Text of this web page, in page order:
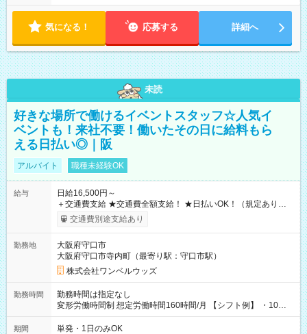
気になる！ 応募する 詳細へ
未読
好きな場所で働けるイベントスタッフ☆人気イ
ベントも！来社不要！働いたその日に給料もら
える日払い◎｜阪
アルバイト 職種未経験OK
給与
日給16,500円～
＋交通費支給 ★交通費全額支給！ ★日払いOK！（規定あり） ┗
働いたその日に現金GET♪ お仕事後はコンビニATMから 日払
交通費別途支給あり
勤務地
大阪府守口市
大阪府守口市寺内町（最寄り駅：守口市駅）
株式会社ワンベルウッズ
勤務時間
勤務時間は指定なし
変形労働時間制 想定労働時間160時間/月 【シフト例】 ・10：
00～20：00
期間 単発・1日のみOK